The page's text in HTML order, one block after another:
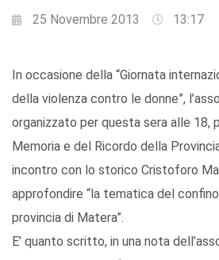
25 Novembre 2013 13:17
In occasione della “Giornata
della violenza contro le donne”,
organizzato per questa sera alle 18,
Memoria e del Ricordo della
incontro con lo storico Cristoforo
approfondire “la tematica del
provincia di Matera”.
E’ quanto scritto, in una nota